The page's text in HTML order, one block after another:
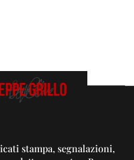
stampa, segnalazioni,